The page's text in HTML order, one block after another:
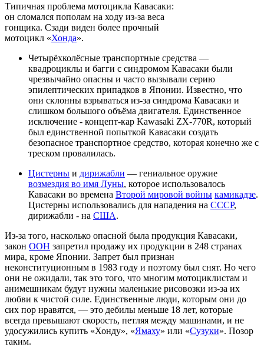
Типичная проблема мотоцикла Кавасаки:
он сломался пополам на ходу из-за веса
гонщика. Сзади виден более прочный
мотоцикл «Хонда».
Четырёхколёсные транспортные средства —
квадроциклы и багги с синдромом Кавасаки были
чрезвычайно опасны и часто вызывали серию
эпилептических припадков в Японии. Известно, что
они склонны взрываться из-за синдрома Кавасаки и
слишком большого объёма двигателя. Единственное
исключение - концепт-кар Kawasaki ZX-770R, который
был единственной попыткой Кавасаки создать
безопасное транспортное средство, которая конечно же с
треском провалилась.
Цистерны и дирижабли — гениальное оружие
возмездия во имя Луны, которое использовалось
Кавасаки во времена Второй мировой войны камикадзе.
Цистерны использовались для нападения на СССР,
дирижабли - на США.
Из-за того, насколько опасной была продукция Кавасаки,
закон ООН запретил продажу их продукции в 248 странах
мира, кроме Японии. Запрет был признан
неконституционным в 1983 году и поэтому был снят. Но чего
они не ожидали, так это того, что многим мотоциклистам и
анимешникам будут нужны маленькие рисовозки из-за их
любви к чистой силе. Единственные люди, которым они до
сих пор нравятся, — это дебилы меньше 18 лет, которые
всегда превышают скорость, петляя между машинами, и не
удосужились купить «Хонду», «Ямаху» или «Сузуки». Позор
таким.